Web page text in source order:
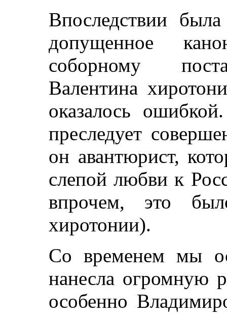
Впоследствии
допущенное
соборному
Валентина
оказалось
преследует
он авантюрист,
слепой любви к
впрочем, это
хиротонии).
Со временем мы
нанесла огромную
особенно